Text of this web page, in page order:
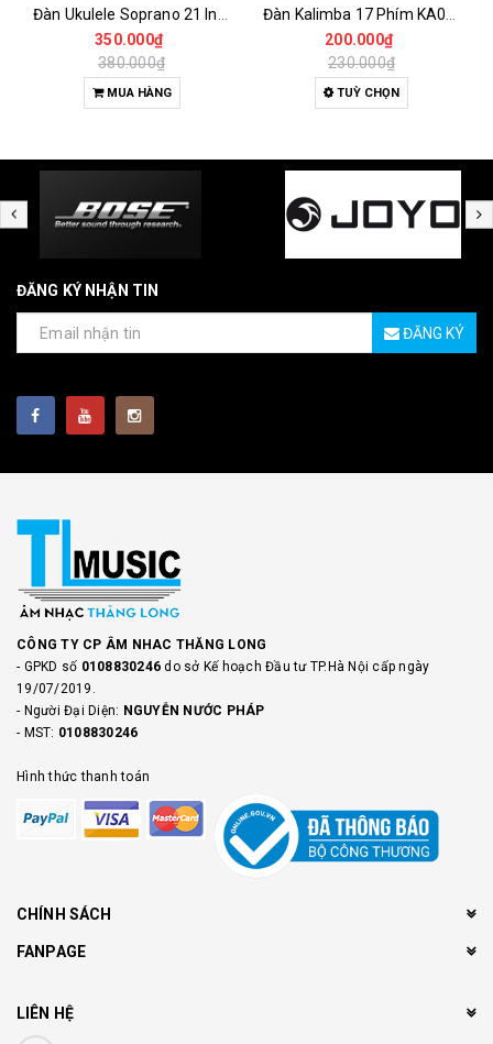
350.000₫
380.000₫
MUA HÀNG
200.000₫
230.000₫
TUỲ CHỌN
ĐĂNG KÝ NHẬN TIN
ĐĂNG KÝ
CÔNG TY CP ÂM NHAC THĂNG LONG
- GPKD số 0108830246do sở Kế hoạch Đầu tư TP.Hà Nội cấp ngày
19/07/2019.
- Người Đại Diện: NGUYỄN NƯỚC PHÁP
- MST: 0108830246
Hình thức thanh toán
CHÍNH SÁCH
FANPAGE
LIÊN HỆ